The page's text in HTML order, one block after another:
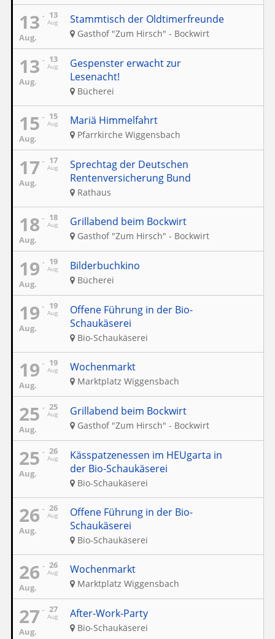
13
Aug
13
Aug.
Stammtisch der Oldtimerfreunde
Gasthof "Zum Hirsch" - Bockwirt
13
Aug
13
Aug.
Gespenster erwacht zur
Lesenacht!
Bücherei
15
Aug
15
Aug.
Mariä Himmelfahrt
Pfarrkirche Wiggensbach
17
Aug
17
Aug.
Sprechtag der Deutschen
Rentenversicherung Bund
Rathaus
18
Aug
18
Aug.
Grillabend beim Bockwirt
Gasthof "Zum Hirsch" - Bockwirt
19
Aug
19
Aug.
Bilderbuchkino
Bücherei
19
Aug
19
Aug.
Offene Führung in der Bio-
Schaukäserei
Bio-Schaukäserei
19
Aug
19
Aug.
Wochenmarkt
Marktplatz Wiggensbach
25
Aug
25
Aug.
Grillabend beim Bockwirt
Gasthof "Zum Hirsch" - Bockwirt
26
Aug
25
Aug.
Kässpatzenessen im HEUgarta in
der Bio-Schaukäserei
Bio-Schaukäserei
26
Aug
26
Aug.
Offene Führung in der Bio-
Schaukäserei
Bio-Schaukäserei
26
Aug
26
Aug.
Wochenmarkt
Marktplatz Wiggensbach
27
Aug
27
Aug.
After-Work-Party
Bio-Schaukäserei